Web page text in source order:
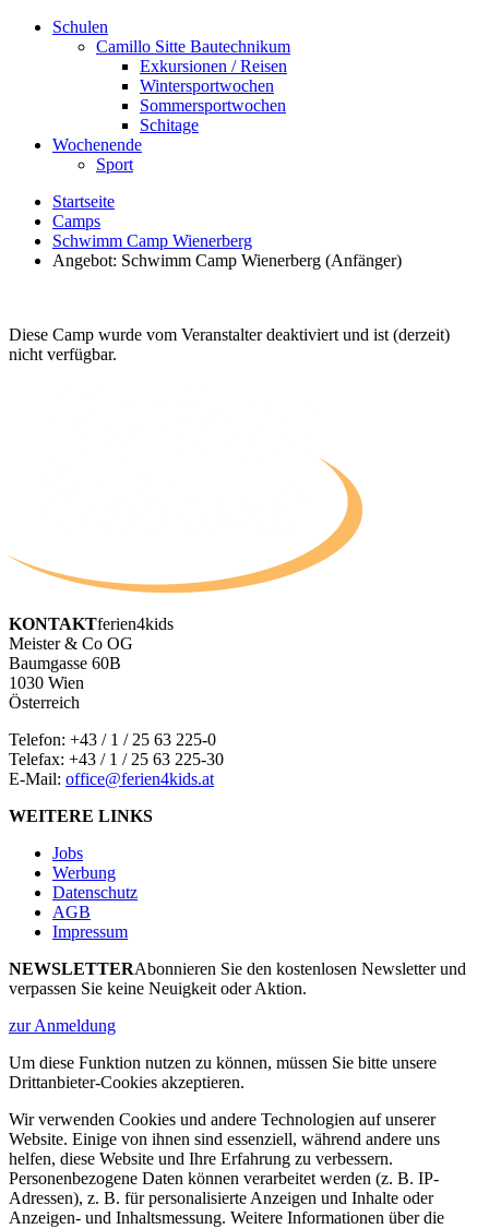
Schulen
Camillo Sitte Bautechnikum
Exkursionen / Reisen
Wintersportwochen
Sommersportwochen
Schitage
Wochenende
Sport
Startseite
Camps
Schwimm Camp Wienerberg
Angebot: Schwimm Camp Wienerberg (Anfänger)
Diese Camp wurde vom Veranstalter deaktiviert und ist (derzeit)
nicht verfügbar.
KONTAKTferien4kids
Meister & Co OG
Baumgasse 60B
1030 Wien
Österreich
Telefon: +43 / 1 / 25 63 225-0
Telefax: +43 / 1 / 25 63 225-30
E-Mail: office@ferien4kids.at
WEITERE LINKS
Jobs
Werbung
Datenschutz
AGB
Impressum
NEWSLETTERAbonnieren Sie den kostenlosen Newsletter und
verpassen Sie keine Neuigkeit oder Aktion.
zur Anmeldung
Um diese Funktion nutzen zu können, müssen Sie bitte unsere
Drittanbieter-Cookies akzeptieren.
Wir verwenden Cookies und andere Technologien auf unserer
Website. Einige von ihnen sind essenziell, während andere uns
helfen, diese Website und Ihre Erfahrung zu verbessern.
Personenbezogene Daten können verarbeitet werden (z. B. IP-
Adressen), z. B. für personalisierte Anzeigen und Inhalte oder
Anzeigen- und Inhaltsmessung. Weitere Informationen über die